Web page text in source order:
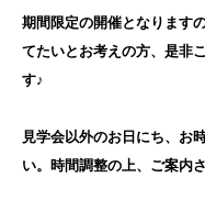
期間限定の開催となります
てたいとお考えの方、是非
す♪
見学会以外のお日にち、お
い。時間調整の上、ご案内